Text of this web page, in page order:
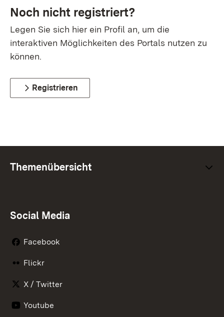
Noch nicht registriert?
Legen Sie sich hier ein Profil an, um die
interaktiven Möglichkeiten des Portals nutzen zu
können.
Registrieren
Themenübersicht
Social Media
Facebook
Flickr
X / Twitter
Youtube